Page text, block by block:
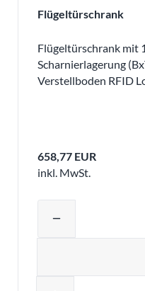
Flügeltürschrank
Flügeltürschrank mit
Scharnierlagerung
Verstellboden RFID
658,77 EUR
inkl. MwSt.
remove